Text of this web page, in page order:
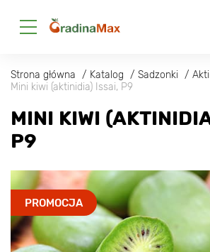
Strona główna Katalog Sadzonki
Mini kiwi (aktinidia) Issai, P9
MINI KIWI
P9
PROMOCJA